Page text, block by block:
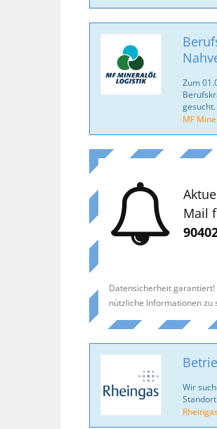
Zum
MF
Mail
Datensicherheit
nützliche Informationen zu
Wir